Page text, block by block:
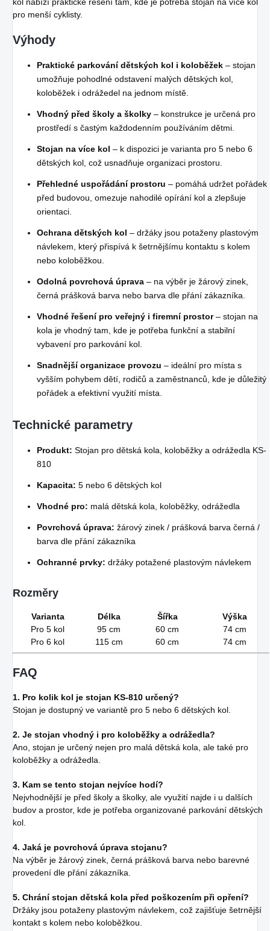
pro menší cyklisty.
Výhody
Praktické parkování dětských kol i koloběžek – stojan
umožňuje pohodlné odstavení malých dětských kol,
koloběžek i odrážedel na jednom místě.
Vhodný před školy a školky – konstrukce je určená pro
prostředí s častým každodenním používáním dětmi.
Stojan na více kol – k dispozici je varianta pro 5 nebo 6
dětských kol, což usnadňuje organizaci prostoru.
Přehledné uspořádání prostoru – pomáhá udržet pořádek
před budovou, omezuje nahodilé opírání kol a zlepšuje
orientaci.
Ochrana dětských kol – držáky jsou potaženy plastovým
návlekem, který přispívá k šetrnějšímu kontaktu s kolem
nebo koloběžkou.
Odolná povrchová úprava – na výběr je žárový zinek,
černá prášková barva nebo barva dle přání zákazníka.
Vhodné řešení pro veřejný i firemní prostor– stojan na
kola je vhodný tam, kde je potřeba funkční a stabilní
vybavení pro parkování kol.
Snadnější organizace provozu – ideální pro místa s
vyšším pohybem dětí, rodičů a zaměstnanců, kde je důležitý
pořádek a efektivní využití místa.
Technické parametry
Produkt: Stojan pro dětská kola, koloběžky a odrážedla KS-
810
Kapacita: 5 nebo 6 dětských kol
Vhodné pro: malá dětská kola, koloběžky, odrážedla
Povrchová úprava: žárový zinek / prášková barva černá /
barva dle přání zákazníka
Ochranné prvky: držáky potažené plastovým návlekem
Rozměry
Varianta Délka Šířka
Výška
Pro 5 kol
95 cm 60 cm
74 cm
Pro 6 kol
115 cm 60 cm 74 cm
FAQ
1. Pro kolik kol je stojan KS-810 určený?
Stojan je dostupný ve variantě pro 5 nebo 6 dětských kol.
2. Je stojan vhodný i pro koloběžky a odrážedla?
Ano, stojan je určený nejen pro malá dětská kola, ale také pro
koloběžky a odrážedla.
3. Kam se tento stojan nejvíce hodí?
Nejvhodnější je před školy a školky, ale využití najde i u dalších
budov a prostor, kde je potřeba organizované parkování dětských
kol.
4. Jaká je povrchová úprava stojanu?
Na výběr je žárový zinek, černá prášková barva nebo barevné
provedení dle přání zákazníka.
5. Chrání stojan dětská kola před poškozením při opření?
Držáky jsou potaženy plastovým návlekem, což zajišťuje šetrnější
kontakt s kolem nebo koloběžkou.